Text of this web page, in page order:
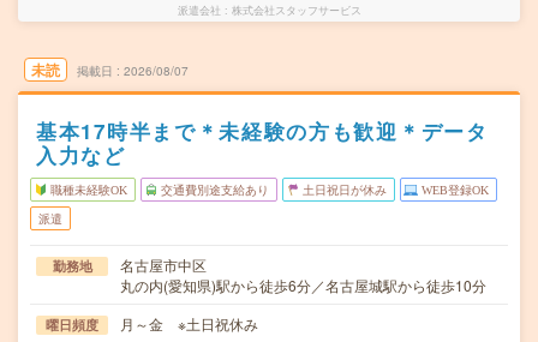
派遣会社 株式会社スタッフサービス
未読 掲載日 2026/08/07
基本17時半まで＊未経験の方も歓迎＊データ
入力など
職種未経験OK 交通費別途支給あり 土日祝日が休み WEB登録OK
派遣
勤務地
名古屋市中区
丸の内(愛知県)駅から徒歩6分／名古屋城駅から徒歩10分
曜日頻度 月～金 ※土日祝休み